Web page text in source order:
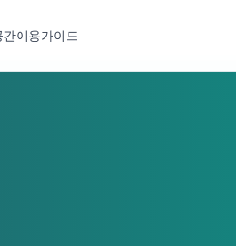
간이용가이드